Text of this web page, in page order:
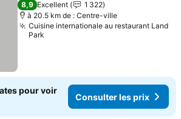
8,9 Excellent
1 322
à 20.5 km de : Centre-ville
Cuisine internationale au restaurant Land
Park
pour voir
Consulter les prix